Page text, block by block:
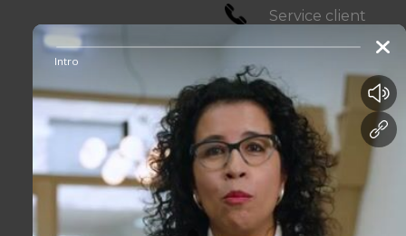
Service client
24/7
NEWSLETTER
Envie de recevoir les
dernières actualités,
tendances et les